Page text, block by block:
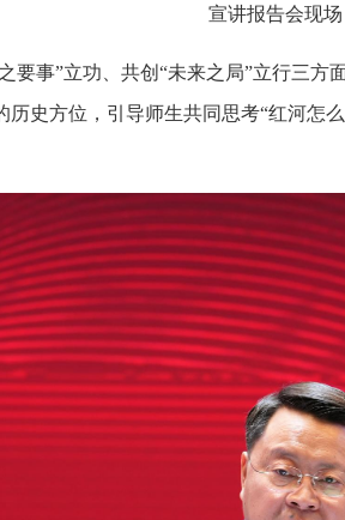
宣讲报告会现场
要事”立功、共创“未来之局”立行三
史方位，引导师生共同思考“红河怎